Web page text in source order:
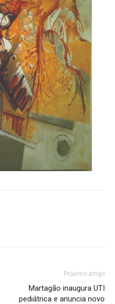
Próximo artigo
Martagão inaugura UTI
pediátrica e anuncia novo